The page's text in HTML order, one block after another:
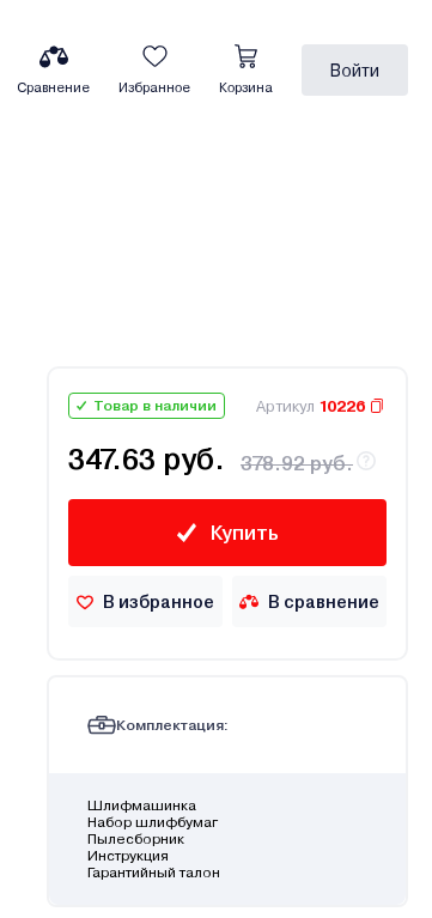
Сравнение Избранное Корзина
Войти
Товар в наличии Артикул 10226
347.63 руб. 378.92 руб.
Купить
В избранное В сравнение
Комплектация:
Шлифмашинка
Набор шлифбумаг
Пылесборник
Инструкция
Гарантийный талон